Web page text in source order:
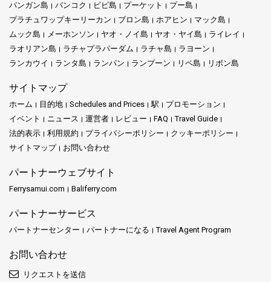
す。美しいビーチ、透き通った水、多様な水中世界があるラチ
ャ島は、探検とリラックスの一日を約束してくれます。
静かな場所が好きな方には、Ao Por Grand Marinaがぴったりで
す。この豪華なマリーナにはさまざまなボートと水辺のレスト
らおいしい食事を楽しめます。リラックスした午後を過ごすの
に最適な場所です。
結論:
体験へのゲートウェイです。優れた立地、便利な施設、近隣の
観光スポットにより、この場所は見逃せません。海好きでも文
知っておくべきこと:
アイランドファン:
ピピ諸島を探索しましょう – それぞれ異なる体験を提供しま
パンガン島
バンコク ピピ島 プーケット
プー島
プラチュワップキーリーカン
ブロン島 ホアヒン
マック島
ムック島
メーホンソン ヤオ・ノイ島 ヤオ・ヤイ島
ライレイ
ラオリアン島
ラチャプラパーダム ラチャ島
ラヨーン
ランカウイ
ランタ島 ランパン ランプーン リペ島 リボン島
サイトマップ
ホーム 目的地 Schedules and Prices 駅
プロモーション
イベント
ニュース 運営者 レビュー FAQ
Travel Guide
法的表示
利用規約 プライバシーポリシー
クッキーポリシー
サイトマップ
お問い合わせ
パートナーウェブサイト
Ferrysamui.com Baliferry.com
パートナーサービス
パートナーセンター パートナーになる Travel Agent Program
お問い合わせ
リクエストを送信